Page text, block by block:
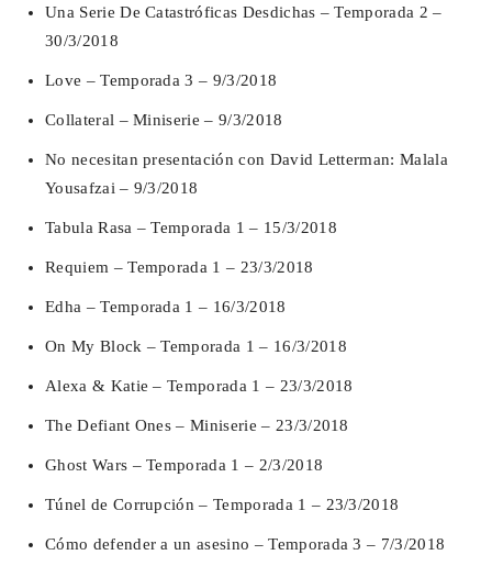
Una Serie De Catastróficas Desdichas – Temporada 2 –
30/3/2018
Love – Temporada 3 – 9/3/2018
Collateral – Miniserie – 9/3/2018
No necesitan presentación con David Letterman: Malala
Yousafzai – 9/3/2018
Tabula Rasa – Temporada 1 – 15/3/2018
Requiem – Temporada 1 – 23/3/2018
Edha – Temporada 1 – 16/3/2018
On My Block – Temporada 1 – 16/3/2018
Alexa & Katie – Temporada 1 – 23/3/2018
The Defiant Ones – Miniserie – 23/3/2018
Ghost Wars – Temporada 1 – 2/3/2018
Túnel de Corrupción – Temporada 1 – 23/3/2018
Cómo defender a un asesino – Temporada 3 – 7/3/2018